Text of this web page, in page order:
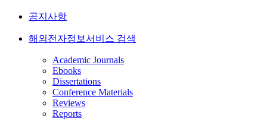
공지사항
해외전자정보서비스 검색
Academic Journals
Ebooks
Dissertations
Conference Materials
Reviews
Reports